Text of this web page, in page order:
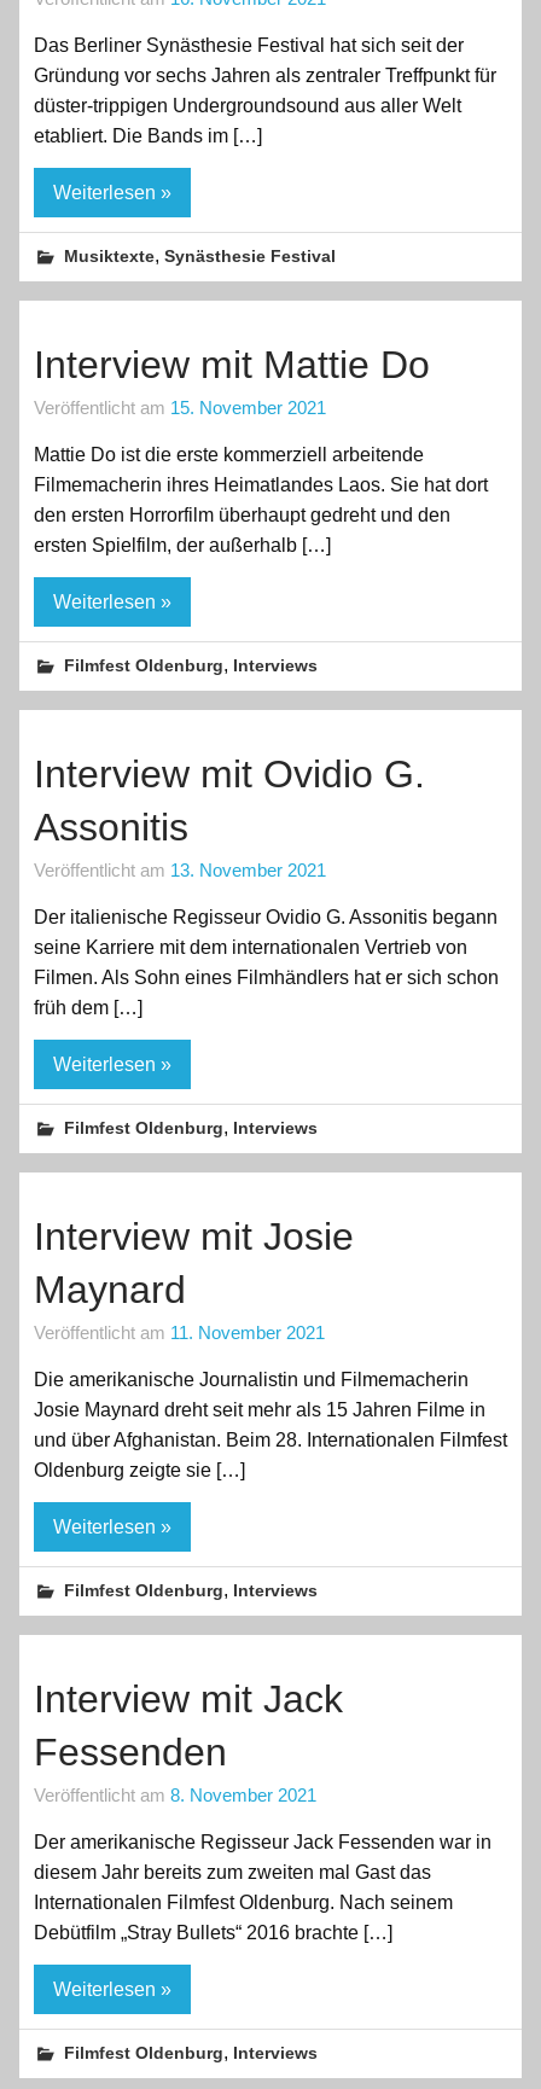
Das Berliner Synästhesie Festival hat sich seit der
Gründung vor sechs Jahren als zentraler Treffpunkt für
düster-trippigen Undergroundsound aus aller Welt
etabliert. Die Bands im […]
Weiterlesen »
Musiktexte,Synästhesie Festival
Interview mit Mattie Do
Veröffentlicht am 15. November 2021
Mattie Do ist die erste kommerziell arbeitende
Filmemacherin ihres Heimatlandes Laos. Sie hat dort
den ersten Horrorfilm überhaupt gedreht und den
ersten Spielfilm, der außerhalb […]
Weiterlesen »
Filmfest Oldenburg, Interviews
Interview mit Ovidio G.
Assonitis
Veröffentlicht am 13. November 2021
Der italienische Regisseur Ovidio G. Assonitis begann
seine Karriere mit dem internationalen Vertrieb von
Filmen. Als Sohn eines Filmhändlers hat er sich schon
früh dem […]
Weiterlesen »
Filmfest Oldenburg, Interviews
Interview mit Josie
Maynard
Veröffentlicht am 11. November 2021
Die amerikanische Journalistin und Filmemacherin
Josie Maynard dreht seit mehr als 15 Jahren Filme in
und über Afghanistan. Beim 28. Internationalen Filmfest
Oldenburg zeigte sie […]
Weiterlesen »
Filmfest Oldenburg, Interviews
Interview mit Jack
Fessenden
Veröffentlicht am 8. November 2021
Der amerikanische Regisseur Jack Fessenden war in
diesem Jahr bereits zum zweiten mal Gast das
Internationalen Filmfest Oldenburg. Nach seinem
Debütfilm „Stray Bullets“ 2016 brachte […]
Weiterlesen »
Filmfest Oldenburg, Interviews